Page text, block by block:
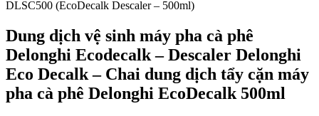
DLSC500 (EcoDecalk Descaler – 500ml)
Dung dịch vệ sinh máy pha cà phê
Delonghi Ecodecalk – Descaler Delonghi
Eco Decalk – Chai dung dịch tẩy cặn máy
pha cà phê Delonghi EcoDecalk 500ml